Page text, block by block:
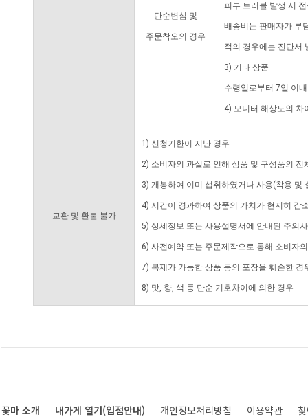
단순변심 및
주문착오의 경우
피부 트러블 발생 시
배송비는 판매자가 부
적의 경우에는 진단서
3) 기타 상품
수령일로부터 7일 이
4) 모니터 해상도의 차
교환 및 환불 불가
1) 신청기한이 지난 경우
2) 소비자의 과실로 인해 상품 및 구성품의
3) 개봉하여 이미 섭취하였거나 사용(착용 및
4) 시간이 경과하여 상품의 가치가 현저히 감
5) 상세정보 또는 사용설명서에 안내된 주의
6) 사전예약 또는 주문제작으로 통해 소비자
7) 복제가 가능한 상품 등의 포장을 훼손한 경
8) 맛, 향, 색 등 단순 기호차이에 의한 경우
꽃마 소개 내가게 열기(입점안내) 개인정보처리방침 이용약관